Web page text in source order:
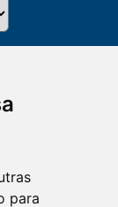
para